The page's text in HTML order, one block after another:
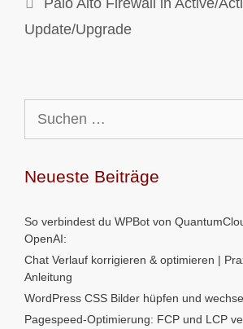
Palo Alto Firewall in Active/
Update/Upgrade
nach:
Neueste Beiträge
So verbindest du WPBot von
OpenAI:
Chat Verlauf korrigieren & optimieren |
Anleitung
WordPress CSS Bilder hüpfen und
Pagespeed-Optimierung: FCP und LCP